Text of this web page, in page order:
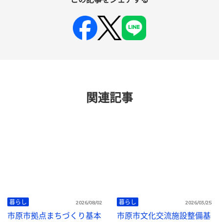
関連記事
暮らし 2026/08/02
市原市拠点まちづくり基本
暮らし 2026/03/25
市原市文化交流施設整備基